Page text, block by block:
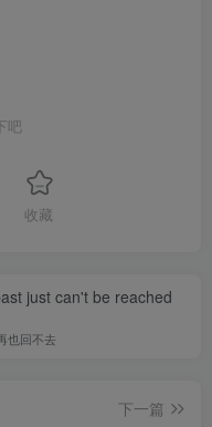
吧
收藏
just can't be reached
也回不去
下一篇